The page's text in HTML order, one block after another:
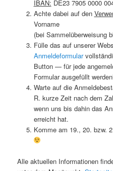
IBAN: DE23 7905 0000
Achte dabei auf den
Vorname
(bei Sammelüberweisung
Fülle das auf unserer
Anmeldeformular
Button — für jede
Formular ausgefüllt
Warte auf die
R. kurze Zeit nach dem
wenn uns bis dahin das
erreicht hat.
Komme am 19., 20. bzw.
Alle aktuellen Informationen